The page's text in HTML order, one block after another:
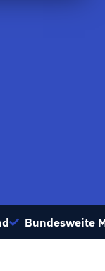
Bundesweite